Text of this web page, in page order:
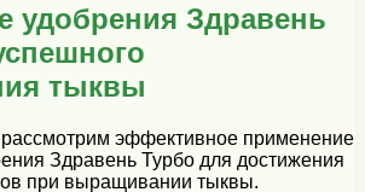
удобрения Здравень
тыквы
эффективное применение
Здравень Турбо для достижения
при выращивании тыквы.